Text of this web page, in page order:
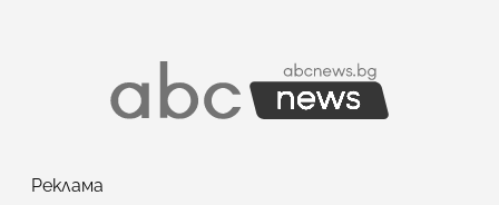
Реклама